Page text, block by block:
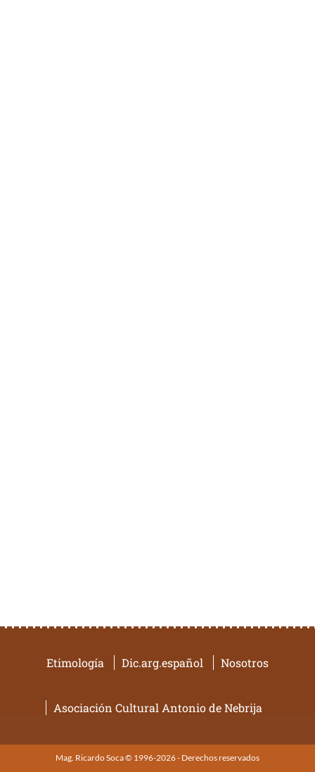
Etimología Dic.arg.español Nosotros
Asociación Cultural Antonio de Nebrija
Mag. Ricardo Soca © 1996-2026 - Derechos reservados